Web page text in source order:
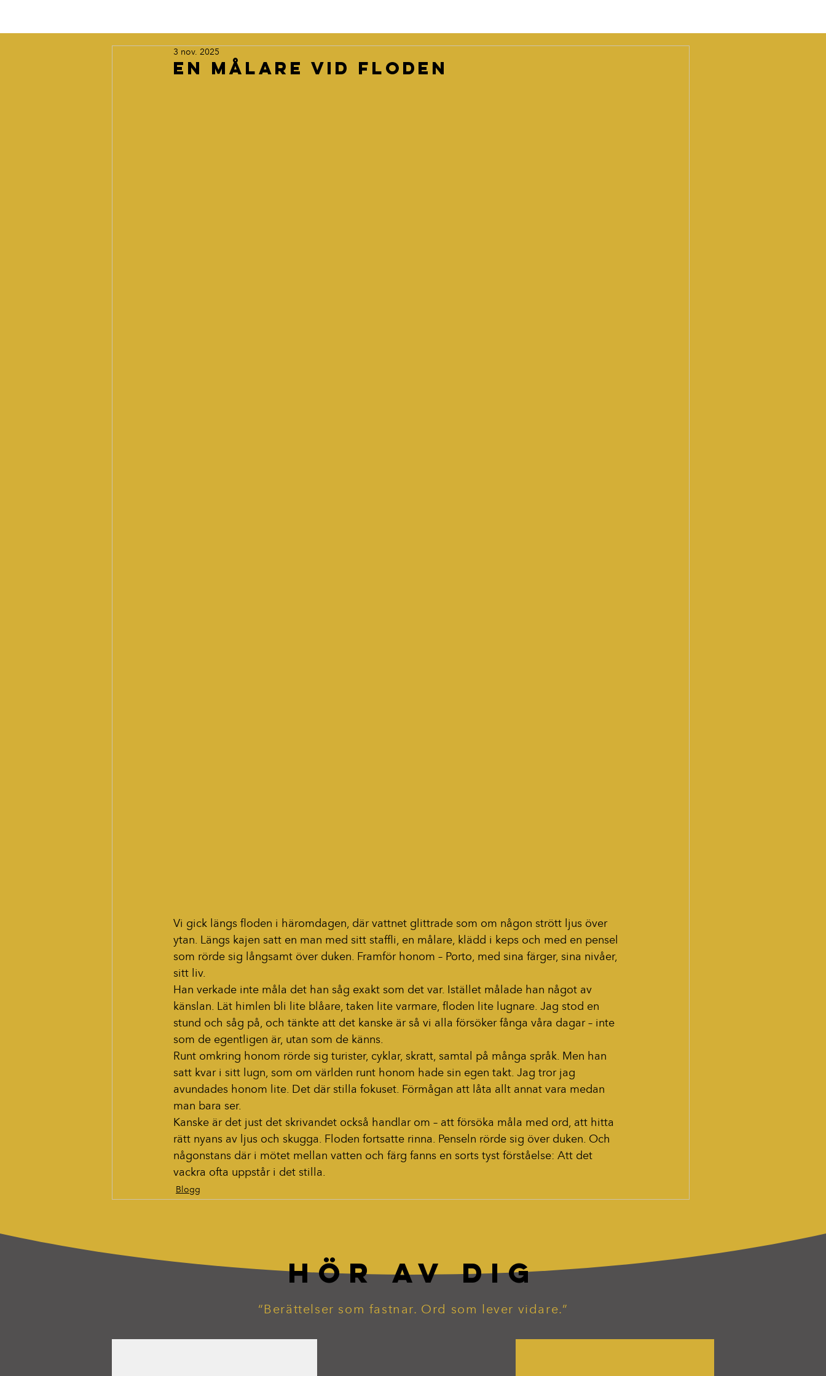
En målare vid floden
3 nov. 2025
Vi gick längs floden i häromdagen, där vattnet glittrade som om någon strött ljus över
ytan. Längs kajen satt en man med sitt staffli, en målare, klädd i keps och med en pensel
som rörde sig långsamt över duken. Framför honom – Porto, med sina färger, sina nivåer,
sitt liv.
Han verkade inte måla det han såg exakt som det var. Istället målade han något av
känslan. Lät himlen bli lite blåare, taken lite varmare, floden lite lugnare. Jag stod en
stund och såg på, och tänkte att det kanske är så vi alla försöker fånga våra dagar – inte
som de egentligen är, utan som de känns.
Runt omkring honom rörde sig turister, cyklar, skratt, samtal på många språk. Men han
satt kvar i sitt lugn, som om världen runt honom hade sin egen takt. Jag tror jag
avundades honom lite. Det där stilla fokuset. Förmågan att låta allt annat vara medan
man bara ser.
Kanske är det just det skrivandet också handlar om – att försöka måla med ord, att hitta
rätt nyans av ljus och skugga. Floden fortsatte rinna. Penseln rörde sig över duken. Och
någonstans där i mötet mellan vatten och färg fanns en sorts tyst förståelse: Att det
vackra ofta uppstår i det stilla.
Blogg
HÖR AV DIG
“Berättelser som fastnar. Ord som lever vidare.”